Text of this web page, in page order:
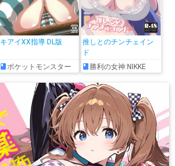
キアイXX指導 DL版
ポケットモンスター
推しとのチンチェイン
ド
勝利の女神:NIKKE